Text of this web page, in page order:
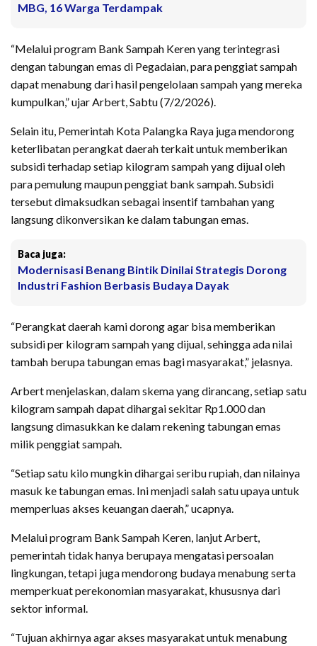
MBG, 16 Warga Terdampak
“Melalui program Bank Sampah Keren yang terintegrasi
dengan tabungan emas di Pegadaian, para penggiat sampah
dapat menabung dari hasil pengelolaan sampah yang mereka
kumpulkan,” ujar Arbert, Sabtu (7/2/2026).
Selain itu, Pemerintah Kota Palangka Raya juga mendorong
keterlibatan perangkat daerah terkait untuk memberikan
subsidi terhadap setiap kilogram sampah yang dijual oleh
para pemulung maupun penggiat bank sampah. Subsidi
tersebut dimaksudkan sebagai insentif tambahan yang
langsung dikonversikan ke dalam tabungan emas.
Baca juga:
Modernisasi Benang Bintik Dinilai Strategis Dorong
Industri Fashion Berbasis Budaya Dayak
“Perangkat daerah kami dorong agar bisa memberikan
subsidi per kilogram sampah yang dijual, sehingga ada nilai
tambah berupa tabungan emas bagi masyarakat,” jelasnya.
Arbert menjelaskan, dalam skema yang dirancang, setiap satu
kilogram sampah dapat dihargai sekitar Rp1.000 dan
langsung dimasukkan ke dalam rekening tabungan emas
milik penggiat sampah.
“Setiap satu kilo mungkin dihargai seribu rupiah, dan nilainya
masuk ke tabungan emas. Ini menjadi salah satu upaya untuk
memperluas akses keuangan daerah,” ucapnya.
Melalui program Bank Sampah Keren, lanjut Arbert,
pemerintah tidak hanya berupaya mengatasi persoalan
lingkungan, tetapi juga mendorong budaya menabung serta
memperkuat perekonomian masyarakat, khususnya dari
sektor informal.
“Tujuan akhirnya agar akses masyarakat untuk menabung